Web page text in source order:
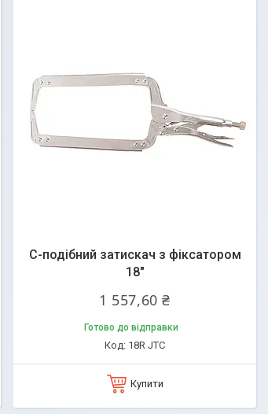
С-подібний затискач з фіксатором
18"
1 557,60 ₴
Готово до відправки
18R JTC
Купити